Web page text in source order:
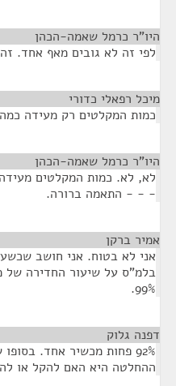
היו"ר כרמל שאמה-הכהן
לפי זה לא גובים מאף אחד.
מיכל רפאלי כדורי
כמות המקלטים רק מעידה
היו"ר כרמל שאמה-הכהן
לא, לא. כמות המקלטים
- - - התאמה ברורה.
אמיר ברקן
אני לא בטוח. אני חושב
בלמ"ס על שיעור החדירה של
99%.
דפנה גלוק
92% פחות מכשיר אחד.
ההחלטה היא האם להקל או